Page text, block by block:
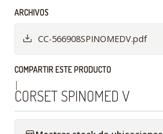
ARCHIVOS
CC-566908SPINOMEDV.pdf
COMPARTIR ESTE PRODUCTO
|
CORSET SPINOMED V